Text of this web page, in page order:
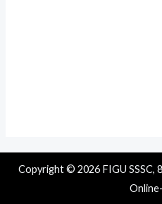
Copyright © 2026 FIGU SSSC,